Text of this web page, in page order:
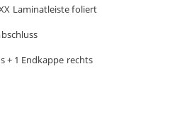
Laminatleiste foliert
+ 1 Endkappe rechts